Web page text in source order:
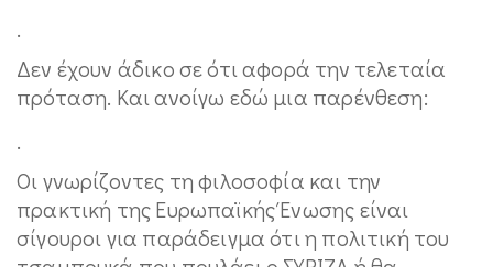
.
Δεν έχουν άδικο σε ότι αφορά την τελεταία
πρόταση. Και ανοίγω εδώ μια παρένθεση:
.
Οι γνωρίζοντες τη φιλοσοφία και την
πρακτική της Ευρωπαϊκής Ένωσης είναι
σίγουροι για παράδειγμα ότι η πολιτική του